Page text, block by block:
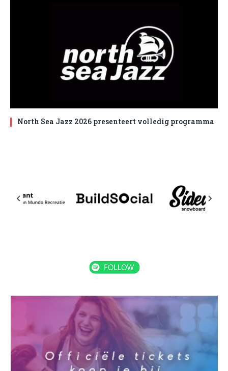
North Sea Jazz 2026 presenteert volledig programma